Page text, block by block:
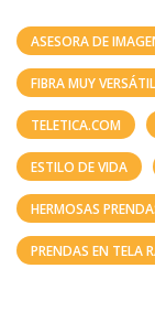
ASESORA DE
FIBRA MUY VERSÁTIL
TELETICA.COM
ESTILO DE VIDA
HERMOSAS
PRENDAS EN TELA